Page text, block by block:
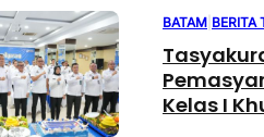
BATAM BERITA
Kelas I